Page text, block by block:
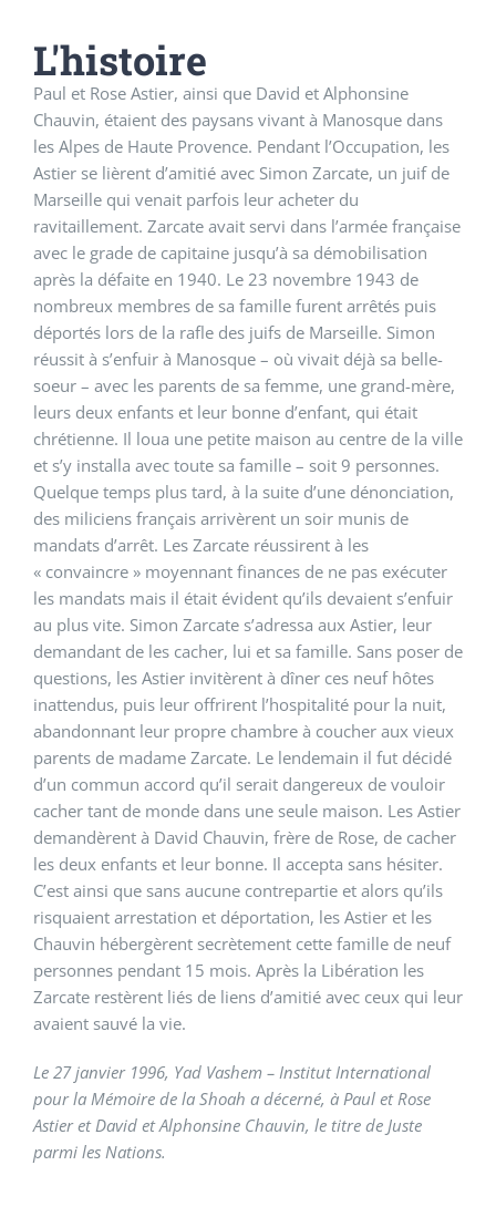
L'histoire
Paul et Rose Astier, ainsi que David et Alphonsine
Chauvin, étaient des paysans vivant à Manosque dans
les Alpes de Haute Provence. Pendant l’Occupation, les
Astier se lièrent d’amitié avec Simon Zarcate, un juif de
Marseille qui venait parfois leur acheter du
ravitaillement. Zarcate avait servi dans l’armée française
avec le grade de capitaine jusqu’à sa démobilisation
après la défaite en 1940. Le 23 novembre 1943 de
nombreux membres de sa famille furent arrêtés puis
déportés lors de la rafle des juifs de Marseille. Simon
réussit à s’enfuir à Manosque – où vivait déjà sa belle-
soeur – avec les parents de sa femme, une grand-mère,
leurs deux enfants et leur bonne d’enfant, qui était
chrétienne. Il loua une petite maison au centre de la ville
et s’y installa avec toute sa famille – soit 9 personnes.
Quelque temps plus tard, à la suite d’une dénonciation,
des miliciens français arrivèrent un soir munis de
mandats d’arrêt. Les Zarcate réussirent à les
« convaincre » moyennant finances de ne pas exécuter
les mandats mais il était évident qu’ils devaient s’enfuir
au plus vite. Simon Zarcate s’adressa aux Astier, leur
demandant de les cacher, lui et sa famille. Sans poser de
questions, les Astier invitèrent à dîner ces neuf hôtes
inattendus, puis leur offrirent l’hospitalité pour la nuit,
abandonnant leur propre chambre à coucher aux vieux
parents de madame Zarcate. Le lendemain il fut décidé
d’un commun accord qu’il serait dangereux de vouloir
cacher tant de monde dans une seule maison. Les Astier
demandèrent à David Chauvin, frère de Rose, de cacher
les deux enfants et leur bonne. Il accepta sans hésiter.
C’est ainsi que sans aucune contrepartie et alors qu’ils
risquaient arrestation et déportation, les Astier et les
Chauvin hébergèrent secrètement cette famille de neuf
personnes pendant 15 mois. Après la Libération les
Zarcate restèrent liés de liens d’amitié avec ceux qui leur
avaient sauvé la vie.
Le 27 janvier 1996, Yad Vashem – Institut International
pour la Mémoire de la Shoah a décerné, à Paul et Rose
Astier et David et Alphonsine Chauvin, le titre de Juste
parmi les Nations.